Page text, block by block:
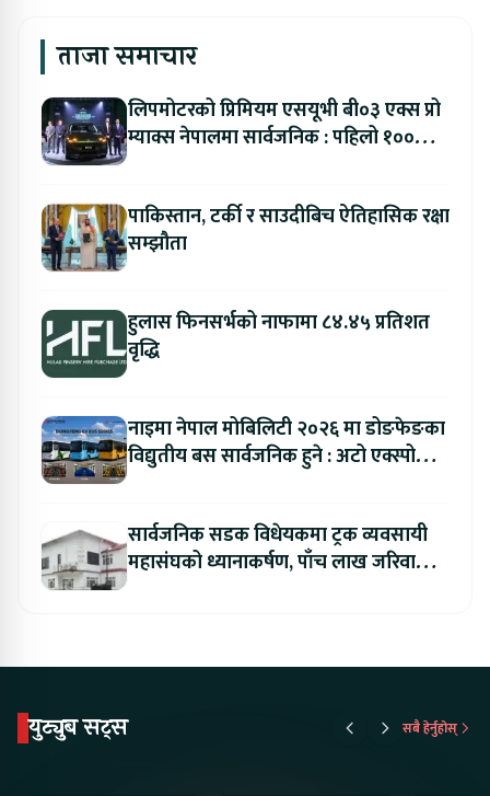
ताजा समाचार
लिपमोटरको प्रिमियम एसयूभी बी०३ एक्स प्रो
म्याक्स नेपालमा सार्वजनिक : पहिलो १००
पाकिस्तान, टर्की र साउदीबिच ऐतिहासिक रक्षा
सम्झौता
हुलास फिनसर्भको नाफामा ८४.४५ प्रतिशत
वृद्धि
नाइमा नेपाल मोबिलिटी २०२६ मा डोङफेङका
विद्युतीय बस सार्वजनिक हुने : अटो एक्स्पोमा
सार्वजनिक सडक विधेयकमा ट्रक व्यवसायी
महासंघको ध्यानाकर्षण, पाँच लाख जरिवाना
युट्युब सट्स सबै हेर्नुहोस्